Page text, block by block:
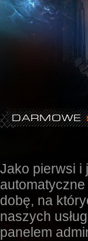
DARMOWE
Jako pierwsi i
dobę, na
naszych
panelem